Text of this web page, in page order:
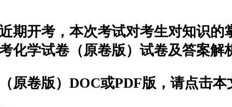
期开考，本次考试对考生对知识
化学试卷（原卷版）试卷及答案解
原卷版）DOC或PDF版，请点击本